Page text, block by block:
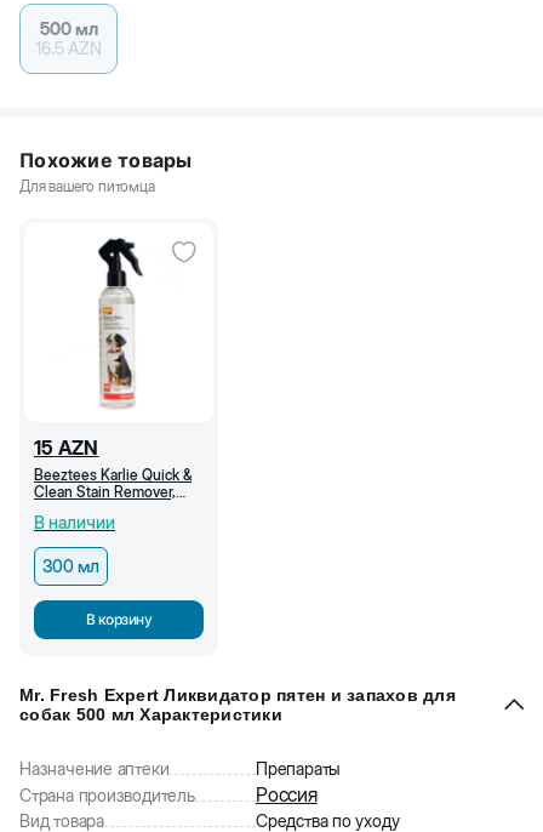
500 мл
16.5 AZN
Похожие товары
Для вашего питомца
15 AZN
Beeztees Karlie Quick &
Clean Stain Remover,
300 мл
В наличии
300 мл
В корзину
Mr. Fresh Expert Ликвидатор пятен и запахов для
собак 500 мл Характеристики
Назначение аптеки
Препараты
Страна производитель
Россия
Вид товара
Средства по уходу